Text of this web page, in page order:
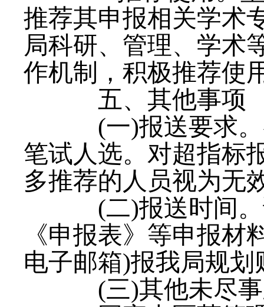
推荐其申报相关学术
局科研、管理、学术
作机制，积极推荐使
五、其他事项
(一)报送要求。
笔试人选。对超指标
多推荐的人员视为无
(二)报送时间。
《申报表》等申报
电子邮箱)报我局规划
(三)其他未尽